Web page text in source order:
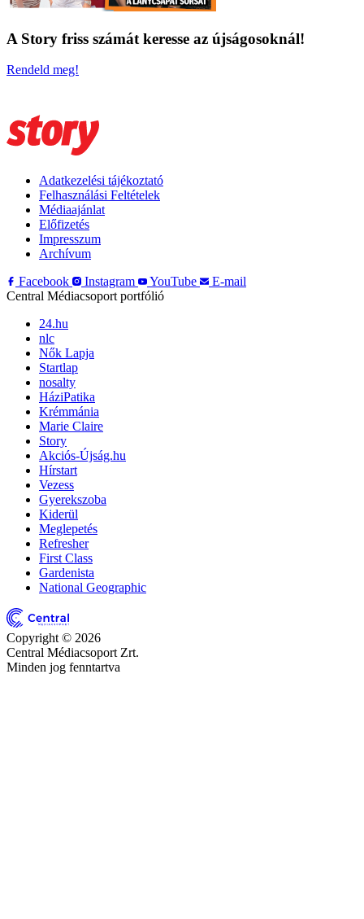
A Story friss számát keresse az újságosoknál!
Rendeld meg!
Adatkezelési tájékoztató
Felhasználási Feltételek
Médiaajánlat
Előfizetés
Impresszum
Archívum
Facebook
Instagram YouTube
E-mail
Central Médiacsoport portfólió
24.hu
nlc
Nők Lapja
Startlap
nosalty
HáziPatika
Krémmánia
Marie Claire
Story
Akciós-Újság.hu
Hírstart
Vezess
Gyerekszoba
Kiderül
Meglepetés
Refresher
First Class
Gardenista
National Geographic
Copyright © 2026
Central Médiacsoport Zrt.
Minden jog fenntartva